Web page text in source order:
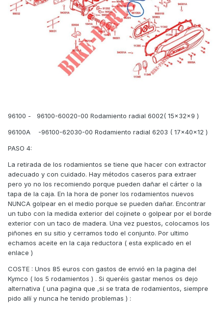
96100 - 96100-60020-00 Rodamiento radial 6002( 15x32x9 )
96100A -96100-62030-00 Rodamiento radial 6203 ( 17x40x12 )
PASO 4:
La retirada de los rodamientos se tiene que hacer con extractor
adecuado y con cuidado. Hay métodos caseros para extraer
pero yo no los recomiendo porque pueden dañar el cárter o la
tapa de la caja. En la hora de poner los rodamientos nuevos
NUNCA golpear en el medio porque se pueden dañar. Encontrar
un tubo con la medida exterior del cojinete o golpear por el borde
exterior con un taco de madera. Una vez puestos, colocamos los
piñones en su sitio y cerramos todo el conjunto. Por ultimo
echamos aceite en la caja reductora ( esta explicado en el
enlace )
COSTE : Unos 85 euros con gastos de envió en la pagina del
Kymco ( los 5 rodamientos ) . Si queréis gastar menos os dejo
alternativa ( una pagina que ,si se trata de rodamientos, siempre
pido allí y nunca he tenido problemas ) :